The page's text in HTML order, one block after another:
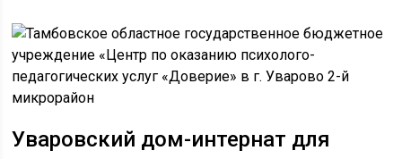
Уваровский дом-интернат для